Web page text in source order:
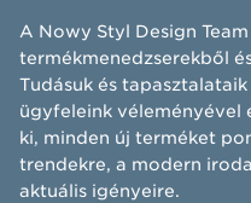
A Nowy Styl Design
termékmenedzserekből
Tudásuk és
ügyfeleink véleményével
ki, minden új terméket
trendekre, a modern
aktuális igényeire.​